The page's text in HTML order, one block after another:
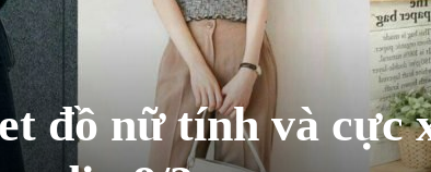
đồ nữ tính và cực